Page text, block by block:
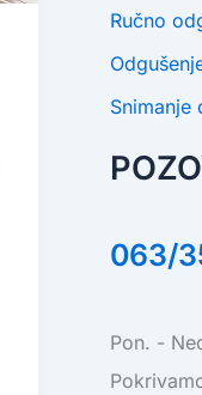
Ručno
Snimanje
063/
Pon. -